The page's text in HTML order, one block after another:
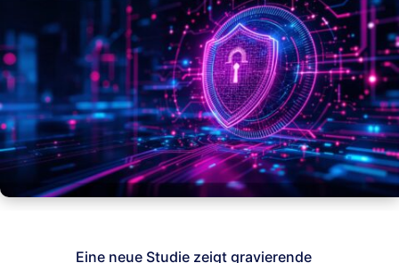
Eine neue Studie zeigt gravierende